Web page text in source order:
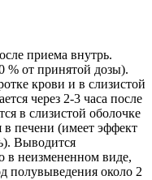
приема внутрь.
% от принятой дозы).
крови и в слизистой
через 2-3 часа после
в слизистой оболочке
в печени (имеет эффект
Выводится
в неизмененном виде,
полувыведения около 2